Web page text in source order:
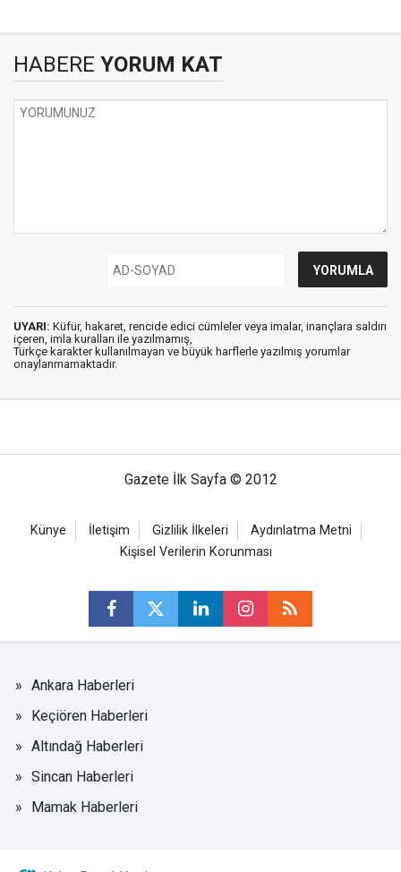
HABERE YORUM KAT
UYARI: Küfür, hakaret, rencide edici cümleler veya imalar, inançlara saldırı
içeren, imla kuralları ile yazılmamış,
Türkçe karakter kullanılmayan ve büyük harflerle yazılmış yorumlar
onaylanmamaktadır.
Gazete İlk Sayfa © 2012
Künye İletişim Gizlilik İlkeleri
Aydınlatma Metni
Kişisel Verilerin Korunması
Ankara Haberleri
Keçiören Haberleri
Altındağ Haberleri
Sincan Haberleri
Mamak Haberleri